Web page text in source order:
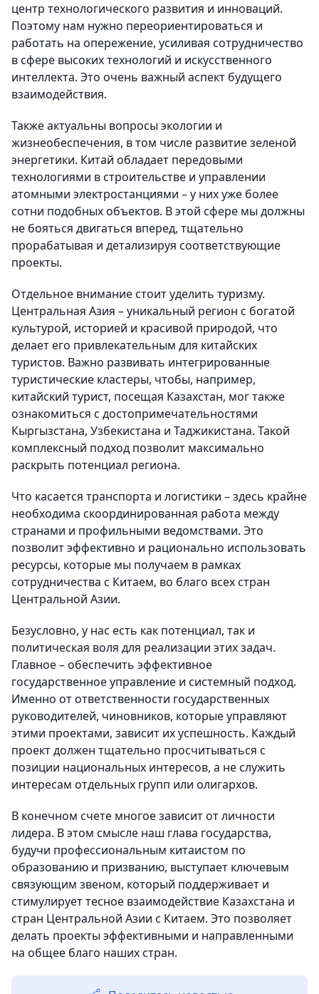
центр технологического развития и инноваций.
Поэтому нам нужно переориентироваться и
работать на опережение, усиливая сотрудничество
в сфере высоких технологий и искусственного
интеллекта. Это очень важный аспект будущего
взаимодействия.
Также актуальны вопросы экологии и
жизнеобеспечения, в том числе развитие зеленой
энергетики. Китай обладает передовыми
технологиями в строительстве и управлении
атомными электростанциями – у них уже более
сотни подобных объектов. В этой сфере мы должны
не бояться двигаться вперед, тщательно
прорабатывая и детализируя соответствующие
проекты.
Отдельное внимание стоит уделить туризму.
Центральная Азия – уникальный регион с богатой
культурой, историей и красивой природой, что
делает его привлекательным для китайских
туристов. Важно развивать интегрированные
туристические кластеры, чтобы, например,
китайский турист, посещая Казахстан, мог также
ознакомиться с достопримечательностями
Кыргызстана, Узбекистана и Таджикистана. Такой
комплексный подход позволит максимально
раскрыть потенциал региона.
Что касается транспорта и логистики – здесь крайне
необходима скоординированная работа между
странами и профильными ведомствами. Это
позволит эффективно и рационально использовать
ресурсы, которые мы получаем в рамках
сотрудничества с Китаем, во благо всех стран
Центральной Азии.
Безусловно, у нас есть как потенциал, так и
политическая воля для реализации этих задач.
Главное – обеспечить эффективное
государственное управление и системный подход.
Именно от ответственности государственных
руководителей, чиновников, которые управляют
этими проектами, зависит их успешность. Каждый
проект должен тщательно просчитываться с
позиции национальных интересов, а не служить
интересам отдельных групп или олигархов.
В конечном счете многое зависит от личности
лидера. В этом смысле наш глава государства,
будучи профессиональным китаистом по
образованию и призванию, выступает ключевым
связующим звеном, который поддерживает и
стимулирует тесное взаимодействие Казахстана и
стран Центральной Азии с Китаем. Это позволяет
делать проекты эффективными и направленными
на общее благо наших стран.